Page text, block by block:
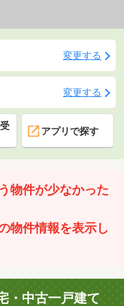
変更する
変更する
アプリで探す
物件が少なかった
物件情報を表示し
・中古一戸建て